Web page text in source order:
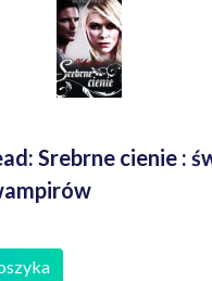
Srebrne cienie :